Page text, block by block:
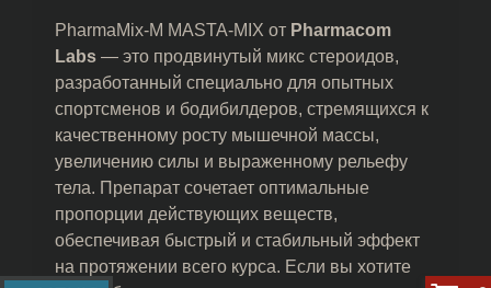
PharmaMix-M MASTA-MIX от Pharmacom
Labs — это продвинутый микс стероидов,
разработанный специально для опытных
спортсменов и бодибилдеров, стремящихся к
качественному росту мышечной массы,
увеличению силы и выраженному рельефу
тела. Препарат сочетает оптимальные
пропорции действующих веществ,
обеспечивая быстрый и стабильный эффект
на протяжении всего курса. Если вы хотите